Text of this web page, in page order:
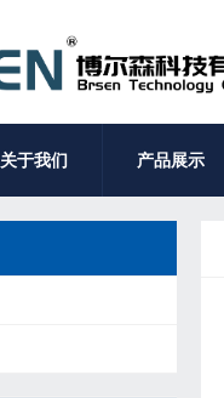
关于我们 产品展示